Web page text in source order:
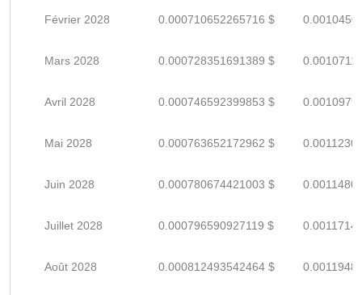
Février 2028 0.000710652265716 $
Mars 2028 0.000728351691389 $
Avril 2028 0.000746592399853 $
Mai 2028 0.000763652172962 $
Juin 2028 0.000780674421003 $
Juillet 2028 0.000796590927119 $
Août 2028 0.000812493542464 $